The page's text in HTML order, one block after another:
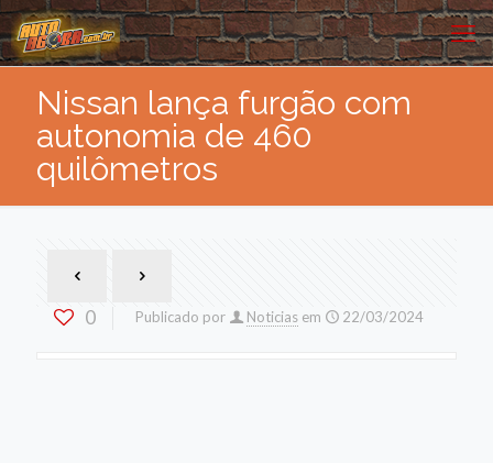
Nissan lança furgão com
autonomia de 460
quilômetros
0 Publicado por Noticias em 22/03/2024